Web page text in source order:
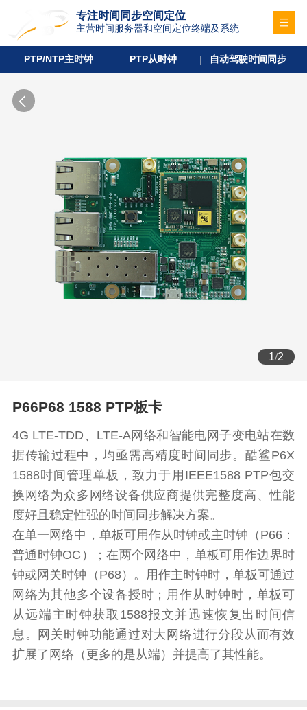
专注时间同步空间定位
主营时间服务器和空间定位终端及系统
PTP/NTP主时钟 PTP从时钟 自动驾驶时间同步
1/2
P66P68 1588 PTP板卡
4G LTE-TDD、LTE-A网络和智能电网子变电站在数
据传输过程中，均亟需高精度时间同步。酷鲨P6X
1588时间管理单板，致力于用IEEE1588 PTP包交
换网络为众多网络设备供应商提供完整度高、性能
度好且稳定性强的时间同步解决方案。
在单一网络中，单板可用作从时钟或主时钟（P66：
普通时钟OC）；在两个网络中，单板可用作边界时
钟或网关时钟（P68）。用作主时钟时，单板可通过
网络为其他多个设备授时；用作从时钟时，单板可
从远端主时钟获取1588报文并迅速恢复出时间信
息。网关时钟功能通过对大网络进行分段从而有效
扩展了网络（更多的是从端）并提高了其性能。